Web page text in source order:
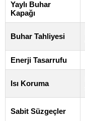
Yaylı Buhar
Kapağı
Buhar Tahliyesi
Enerji Tasarrufu
Isı Koruma
Sabit Süzgeçler